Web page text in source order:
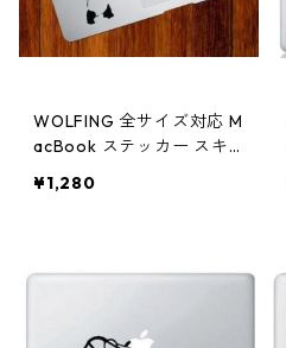
WOLFING 全サイズ対応 M
acBook ステッカー スキ
ー Banksy バンクシー Th
¥1,280